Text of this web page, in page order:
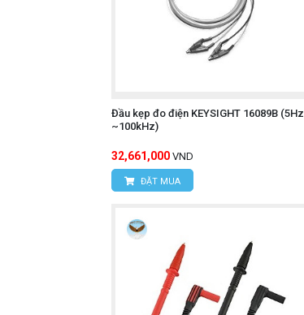
Đầu kẹp đo điện KEYSIGHT 16089B (5Hz
~100kHz)
32,661,000 VND
ĐẶT MUA